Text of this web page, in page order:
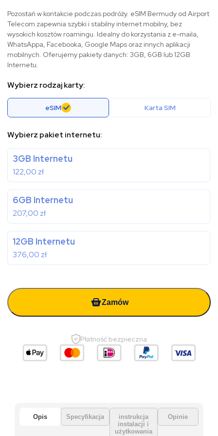
Pozostań w kontakcie podczas podróży. eSIM Bermudy od Airport
Telecom zapewnia szybki i stabilny internet mobilny, bez
wysokich kosztów roamingu. Idealny do korzystania z e-maila,
WhatsAppa, Facebooka, Google Maps oraz innych aplikacji
mobilnych. Oferujemy pakiety danych: 3GB, 6GB lub 12GB
Internetu.
Wybierz rodzaj karty:
eSIM Karta SIM
Wybierz pakiet internetu:
3GB Internetu
122,00 zł
6GB Internetu
207,00 zł
12GB Internetu
376,00 zł
Zamów
Płatność bezpieczna
Opis Specyfikacja
instrukcja
instalacji i
użytkowania
Opinie